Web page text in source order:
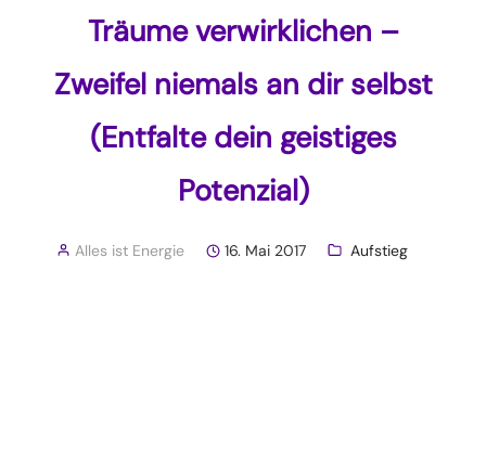
Träume verwirklichen –
Zweifel niemals an dir selbst
(Entfalte dein geistiges
Potenzial)
Alles ist Energie 16. Mai 2017 Aufstieg